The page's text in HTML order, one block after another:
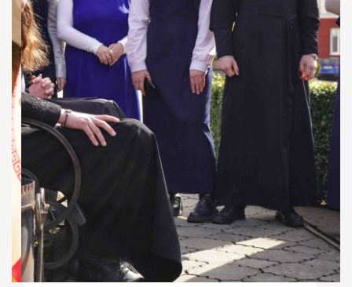
ДУХОВНО СИЛЬНІ!
ВПБА — спільнота, де
формується
покликання
Читати більше